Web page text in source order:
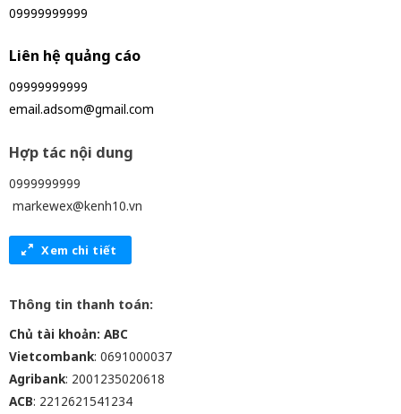
09999999999
Liên hệ quảng cáo
09999999999
email.adsom@gmail.com
Hợp tác nội dung
0999999999
markewex@kenh10.vn
Xem chi tiết
Thông tin thanh toán:
Chủ tài khoản: ABC
Vietcombank: 0691000037
Agribank: 2001235020618
ACB: 2212621541234